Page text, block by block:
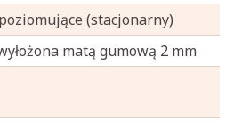
(stacjonarny)
matą gumową 2 mm